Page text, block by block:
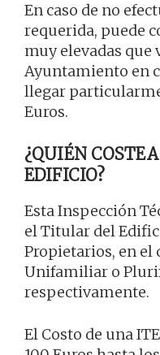
En caso de no
requerida, puede
muy elevadas que
Ayuntamiento en
llegar
Euros.
¿QUIÉN
EDIFICIO?
Esta Inspección
el Titular del
Propietarios, en el
Unifamiliar o
respectivamente.
El Costo de una